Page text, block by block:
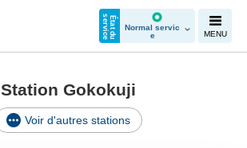
É
t
a
t
d
u
s
e
r
v
i
c
e
Normal servic
e
MENU
Station Gokokuji
Voir d'autres stations